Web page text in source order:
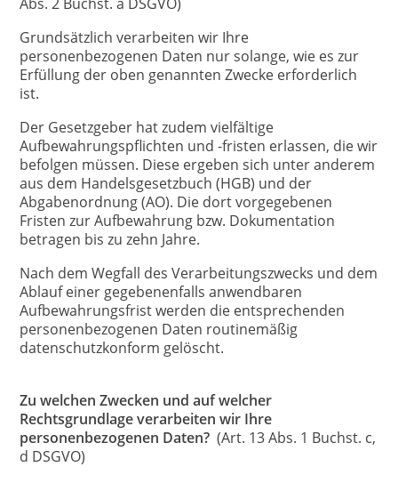
Grundsätzlich verarbeiten wir Ihre
personenbezogenen Daten nur solange, wie es zur
Erfüllung der oben genannten Zwecke erforderlich
ist.
Der Gesetzgeber hat zudem vielfältige
Aufbewahrungspflichten und -fristen erlassen, die wir
befolgen müssen. Diese ergeben sich unter anderem
aus dem Handelsgesetzbuch (HGB) und der
Abgabenordnung (AO). Die dort vorgegebenen
Fristen zur Aufbewahrung bzw. Dokumentation
betragen bis zu zehn Jahre.
Nach dem Wegfall des Verarbeitungszwecks und dem
Ablauf einer gegebenenfalls anwendbaren
Aufbewahrungsfrist werden die entsprechenden
personenbezogenen Daten routinemäßig
datenschutzkonform gelöscht.
Zu welchen Zwecken und auf welcher
Rechtsgrundlage verarbeiten wir Ihre
personenbezogenen Daten? (Art. 13 Abs. 1 Buchst. c,
d DSGVO)